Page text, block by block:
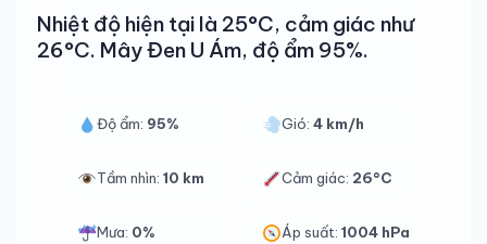
Nhiệt độ hiện tại là 25°C, cảm giác như
26°C. Mây Đen U Ám, độ ẩm 95%.
Độ ẩm: 95% Gió:4 km/h
Tầm nhìn: 10 km Cảm giác: 26°C
Mưa: 0% Áp suất:1004 hPa